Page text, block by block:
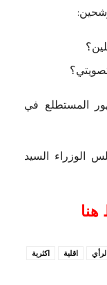
المستطلع في
الوزراء السيد
اقلية
اكثرية